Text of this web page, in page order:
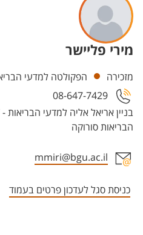
מירי פליישר
יחידות
מזכירה הפקולטה למדעי
הבריאות סורוקה
08-647-7429
mmiri@bgu.ac.il
כניסת סגל לעדכון פרטים בעמוד